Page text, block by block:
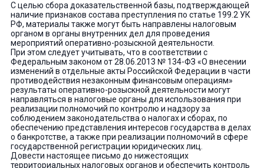
С целью сбора доказательственной базы, подтверждающей
наличие признаков состава преступления по статье 199.2 УК
РФ, материалы также могут быть направлены налоговым
органом в органы внутренних дел для проведения
мероприятий оперативно-розыскной деятельности.
При этом следует учитывать, что в соответствии с
Федеральным законом от 28.06.2013 № 134-ФЗ «О внесении
изменений в отдельные акты Российской Федерации в части
противодействия незаконным финансовым операциям»
результаты оперативно-розыскной деятельности могут
направляться в налоговые органы для использования при
реализации полномочий по контролю и надзору за
соблюдением законодательства о налогах и сборах, по
обеспечению представления интересов государства в делах
о банкротстве, а также при реализации полномочий в сфере
государственной регистрации юридических лиц.
Довести настоящее письмо до нижестоящих
территориальных налоговых органов и обеспечить контроль